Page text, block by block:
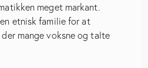
meget markant.
etnisk familie for at
mange voksne og talte